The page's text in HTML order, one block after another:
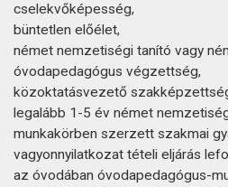
cselekvőképesség,
büntetlen előélet,
német nemzetiségi tanító vagy
óvodapedagógus végzettség,
közoktatásvezető
legalább 1-5 év német
munkakörben szerzett szakmai
vagyonnyilatkozat tételi eljárás
az óvodában óvodapedagógus-